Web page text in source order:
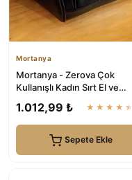
Mortanya
Mortanya - Zerova Çok
Kullanışlı Kadın Sırt El ve
1.012,99 ₺ ★★★★★
Sepete Ekle